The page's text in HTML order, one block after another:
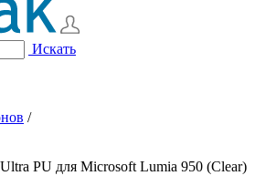
Искать
/
PU для Microsoft Lumia 950 (Clear)